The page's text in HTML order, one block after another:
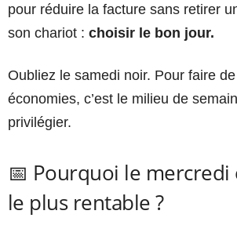
pour réduire la facture sans retirer
son chariot : choisir le bon jour.
Oubliez le samedi noir. Pour faire
économies, c’est le milieu de
privilégier.
📅 Pourquoi le
le plus rentable ?